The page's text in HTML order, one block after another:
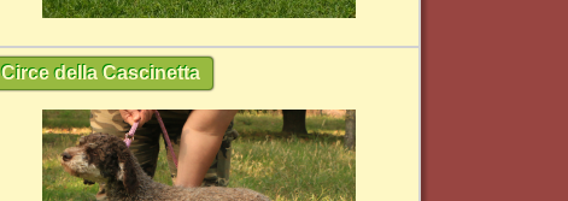
Circe della Cascinetta